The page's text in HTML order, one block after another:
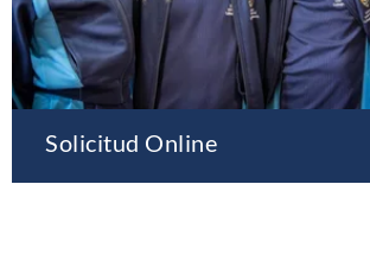
Solicitud Online